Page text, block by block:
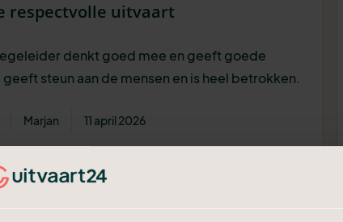
respectvolle uitvaart
denkt goed mee en geeft goede
geeft steun aan de mensen en is heel betrokken.
Marjan 11 april 2026
en een mooie uitvaart